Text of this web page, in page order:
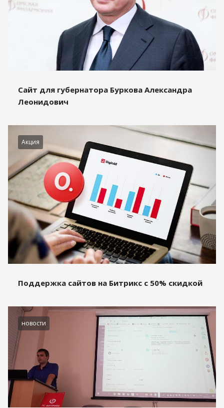
Сайт для губернатора Буркова Александра
Леонидович
Акция
Поддержка сайтов на Битрикс с 50% скидкой
новости